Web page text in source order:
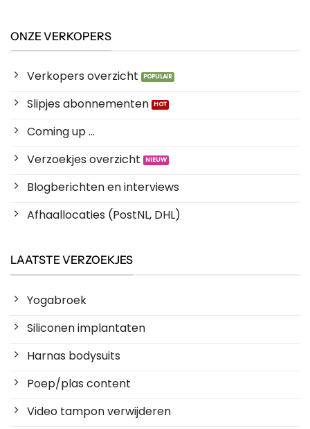
ONZE VERKOPERS
Verkopers overzicht
Slipjes abonnementen
Coming up ...
Verzoekjes overzicht
Blogberichten en interviews
Afhaallocaties (PostNL, DHL)
LAATSTE VERZOEKJES
Yogabroek
Siliconen implantaten
Harnas bodysuits
Poep/plas content
Video tampon verwijderen